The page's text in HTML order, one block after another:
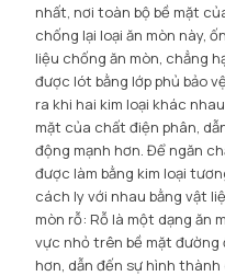
nhất, nơi toàn bộ bề mặt
chống lại loại ăn mòn này,
liệu chống ăn mòn, chẳng
được lót bằng lớp phủ bảo
ra khi hai kim loại khác
mặt của chất điện phân,
động mạnh hơn. Để ngăn
được làm bằng kim loại
cách ly với nhau bằng vật
mòn rỗ: Rỗ là một dạng ăn
vực nhỏ trên bề mặt
hơn, dẫn đến sự hình